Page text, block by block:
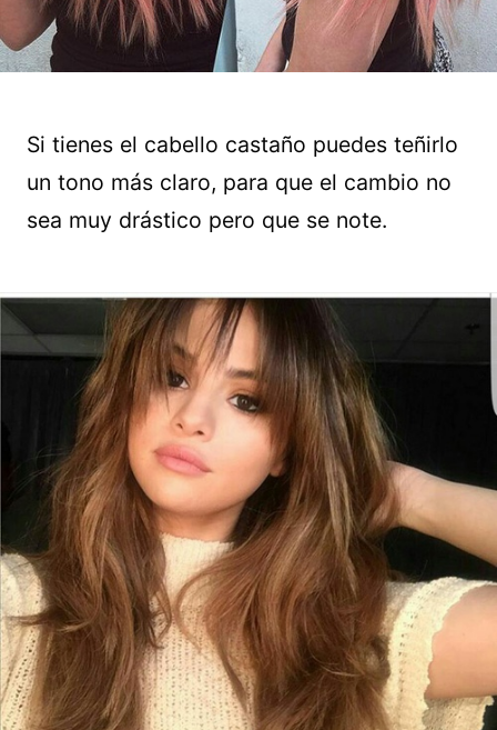
Si tienes el cabello castaño puedes teñirlo
un tono más claro, para que el cambio no
sea muy drástico pero que se note.